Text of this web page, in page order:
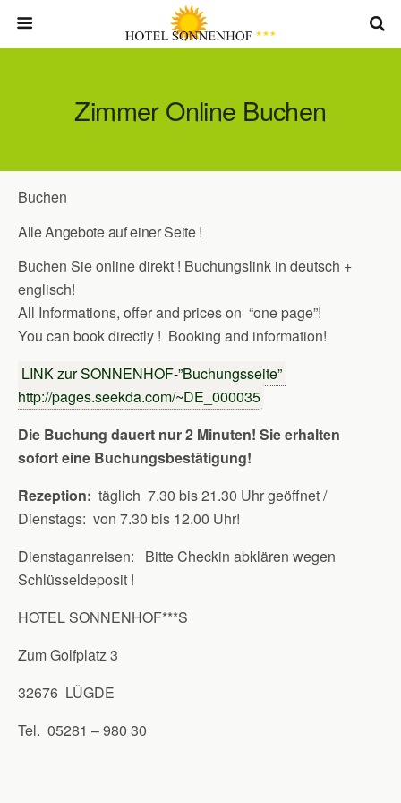
Zimmer Online Buchen
Buchen
Alle Angebote auf einer Seite !
Buchen Sie online direkt ! Buchungslink in deutsch +
englisch!
All Informations, offer and prices on “one page”!
You can book directly ! Booking and information!
LINK zur SONNENHOF-”Buchungsseite”
http://pages.seekda.com/~DE_000035
Die Buchung dauert nur 2 Minuten! Sie erhalten
sofort eine Buchungsbestätigung!
Rezeption: täglich 7.30 bis 21.30 Uhr geöffnet /
Dienstags: von 7.30 bis 12.00 Uhr!
Dienstaganreisen: Bitte Checkin abklären wegen
Schlüsseldeposit !
HOTEL SONNENHOF***S
Zum Golfplatz 3
32676 LÜGDE
Tel. 05281 – 980 30